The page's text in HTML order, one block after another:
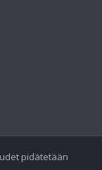
pidätetään